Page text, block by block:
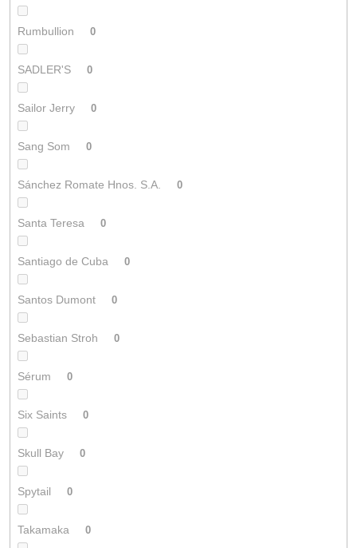
Rumbullion 0
SADLER'S 0
Sailor Jerry 0
Sang Som 0
Sánchez Romate Hnos. S.A. 0
Santa Teresa 0
Santiago de Cuba 0
Santos Dumont 0
Sebastian Stroh 0
Sérum 0
Six Saints 0
Skull Bay 0
Spytail 0
Takamaka 0